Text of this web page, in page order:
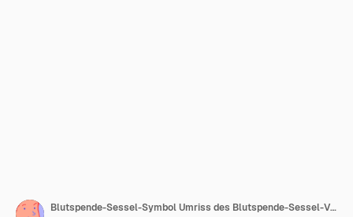
Blutspende-Sessel-Symbol Umriss des Blutspende-Sessel-Vektorsymbols für Webdesign isoliert auf weißem Hintergrund